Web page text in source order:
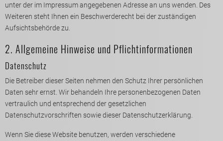
unter der im Impressum angegebenen Adresse an uns wenden. Des
Weiteren steht Ihnen ein Beschwerderecht bei der zuständigen
Aufsichtsbehörde zu.
2. Allgemeine Hinweise und Pflichtinformationen
Datenschutz
Die Betreiber dieser Seiten nehmen den Schutz Ihrer persönlichen
Daten sehr ernst. Wir behandeln Ihre personenbezogenen Daten
vertraulich und entsprechend der gesetzlichen
Datenschutzvorschriften sowie dieser Datenschutzerklärung.
Wenn Sie diese Website benutzen, werden verschiedene